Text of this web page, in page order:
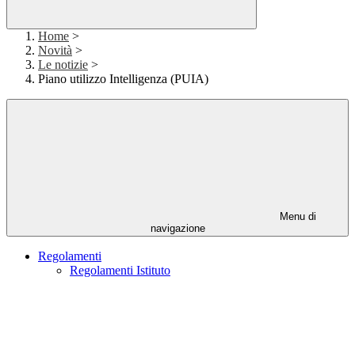
Home >
Novità >
Le notizie >
Piano utilizzo Intelligenza (PUIA)
Menu di
navigazione
Regolamenti
Regolamenti Istituto